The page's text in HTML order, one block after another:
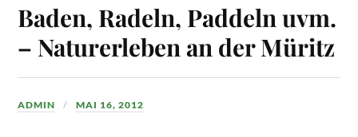
Baden, Radeln, Paddeln uvm.
– Naturerleben an der Müritz
ADMIN MAI 16, 2012